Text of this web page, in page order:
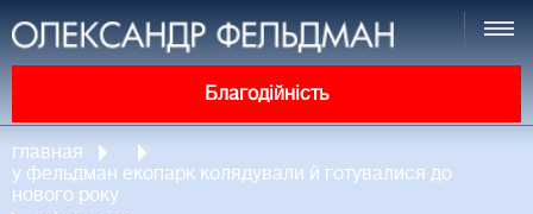
Благодійність
главная
у фельдман екопарк колядували й готувалися до
нового року